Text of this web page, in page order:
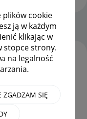
plików cookie
ją w każdym
klikając w
stopce strony.
na legalność
ZGADZAM SIĘ
OPCJE
za wpis
Odp.: Jak
paczki z